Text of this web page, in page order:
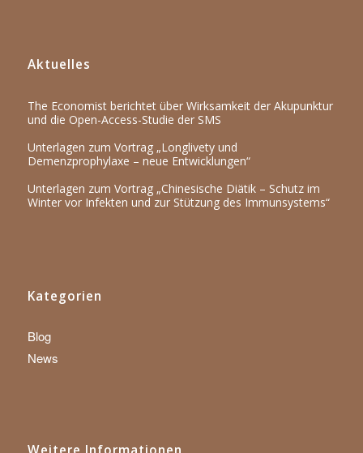
Aktuelles
The Economist berichtet über Wirksamkeit der Akupunktur
und die Open-Access-Studie der SMS
Unterlagen zum Vortrag „Longlivety und
Demenzprophylaxe – neue Entwicklungen“
Unterlagen zum Vortrag „Chinesische Diätik – Schutz im
Winter vor Infekten und zur Stützung des Immunsystems“
Kategorien
Blog
News